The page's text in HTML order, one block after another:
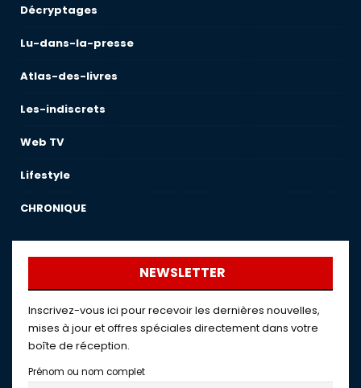
Décryptages
Lu-dans-la-presse
Atlas-des-livres
Les-indiscrets
Web TV
Lifestyle
CHRONIQUE
NEWSLETTER
Inscrivez-vous ici pour recevoir les dernières nouvelles,
mises à jour et offres spéciales directement dans votre
boîte de réception.
Prénom ou nom complet